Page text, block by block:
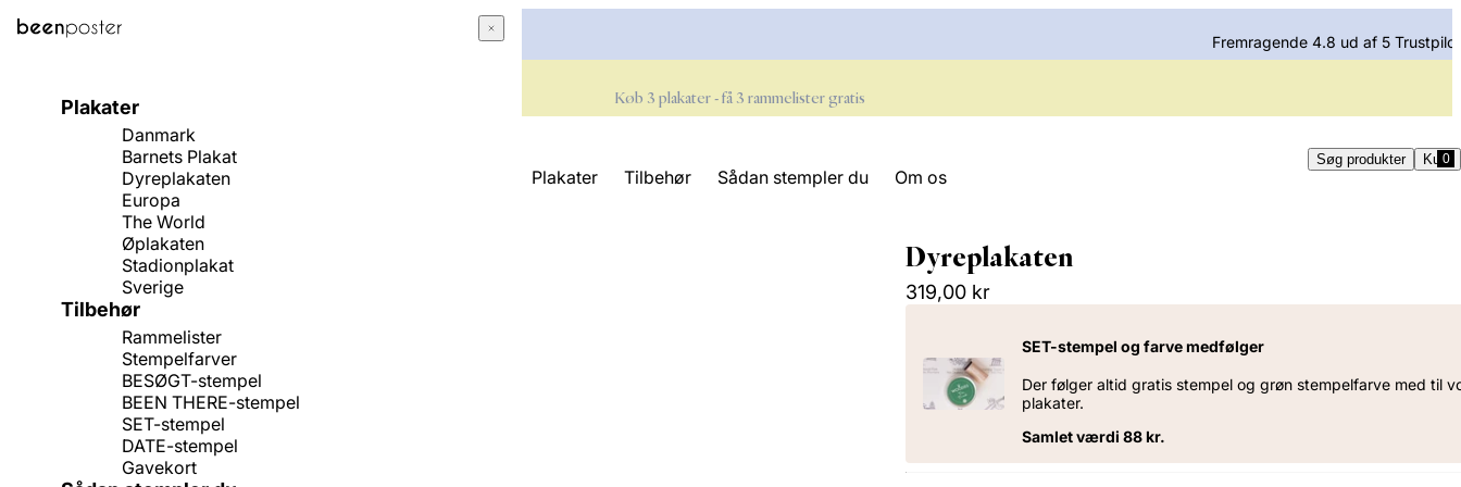
LEVERING: Fremragende 4.8 ud af 5 Trustpilot
Køb 3 plakater - få 3 rammelister gratis
Plakater Tilbehør Sådan stempler du Om os
Søg produkter Kurv
Plakater
Danmark
Barnets Plakat
Dyreplakaten
Europa
The World
Øplakaten
Stadionplakat
Sverige
Tilbehør
Rammelister
Stempelfarver
BESØGT-stempel
BEEN THERE-stempel
SET-stempel
DATE-stempel
Gavekort
Dyreplakaten
319,00 kr
SET-stempel og farve medfølger
Der følger altid gratis stempel og grøn stempelfarve med til
plakater.
Samlet værdi 88 kr.